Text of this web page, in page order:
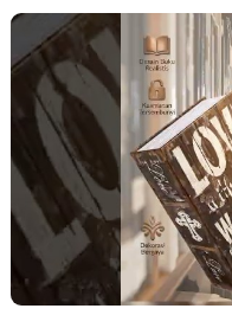
berbahan plastik biasa.
tunai, perhiasan, logam
dokumen penting.
Pilihan Cover yang Realistis
Tersedia dalam berbagai
terlihat natural saat
memudahkan Anda
terlihat mencurigakan.
semakin efektif fungsi
Ukuran Ringkas dan
Dimensi yang kompak
buku, meja kerja, lemari,
menyimpan berbagai